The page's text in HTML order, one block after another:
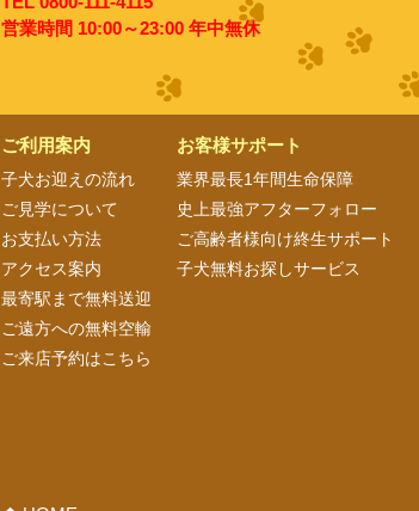
営業時間 10:00～23:00 年中無休
ご利用案内
子犬お迎えの流れ
ご見学について
お支払い方法
アクセス案内
最寄駅まで無料送迎
ご遠方への無料空輸
ご来店予約はこちら
お客様サポート
業界最長1年間生命保障
史上最強アフターフォロー
ご高齢者様向け終生サポート
子犬無料お探しサービス